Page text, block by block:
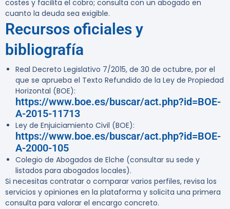
costes y facilita el cobro; consulta con un abogado en
cuanto la deuda sea exigible.
Recursos oficiales y
bibliografía
Real Decreto Legislativo 7/2015, de 30 de octubre, por el
que se aprueba el Texto Refundido de la Ley de Propiedad
Horizontal (BOE):
https://www.boe.es/buscar/act.php?id=BOE-
A-2015-11713
Ley de Enjuiciamiento Civil (BOE):
https://www.boe.es/buscar/act.php?id=BOE-
A-2000-105
Colegio de Abogados de Elche (consultar su sede y
listados para abogados locales).
Si necesitas contratar o comparar varios perfiles, revisa los
servicios y opiniones en la plataforma y solicita una primera
consulta para valorar el encargo concreto.